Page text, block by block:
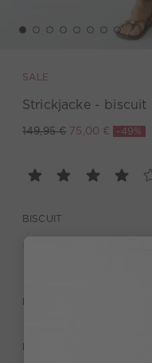
SALE
Strickjacke - biscuit
149,95 € 75,00 € -49%
BISCUIT
BESCHREIBUNG
MATERIAL & PFLEGE